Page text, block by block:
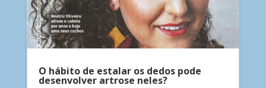
O hábito de estalar os dedos pode
desenvolver artrose neles?